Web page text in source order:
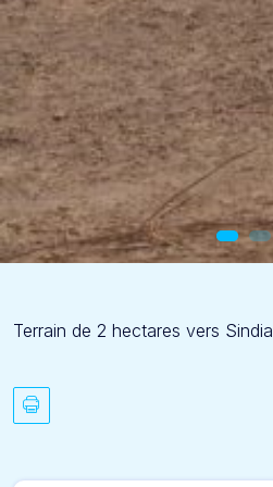
Terrain de 2 hectares vers Sindia